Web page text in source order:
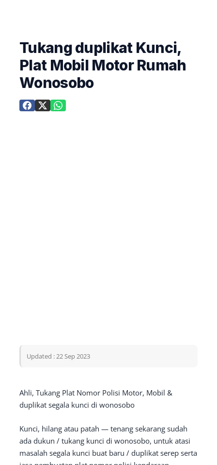
Tukang duplikat Kunci,
Plat Mobil Motor Rumah
Wonosobo
Updated : 22 Sep 2023
Ahli, Tukang Plat Nomor Polisi Motor, Mobil &
duplikat segala kunci di wonosobo
Kunci, hilang atau patah — tenang sekarang sudah
ada dukun / tukang kunci di wonosobo, untuk atasi
masalah segala kunci buat baru / duplikat serep serta